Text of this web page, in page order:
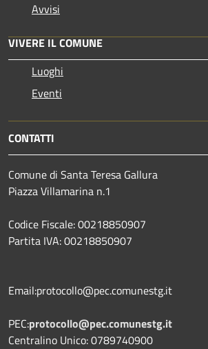
Avvisi
VIVERE IL COMUNE
Luoghi
Eventi
CONTATTI
Comune di Santa Teresa Gallura
Piazza Villamarina n.1
Codice Fiscale: 00218850907
Partita IVA: 00218850907
Email:protocollo@pec.comunestg.it
PEC:protocollo@pec.comunestg.it
Centralino Unico: 0789740900